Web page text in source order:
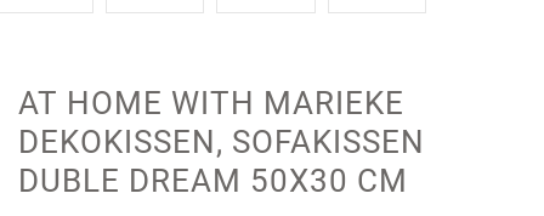
AT HOME WITH MARIEKE
DEKOKISSEN, SOFAKISSEN
DUBLE DREAM 50X30 CM